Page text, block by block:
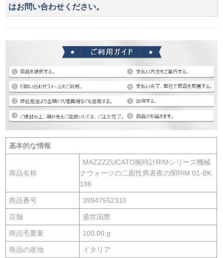
はお問い合わせください。
基本的な情報
商品名称
MAZZZZUCATO腕時計RIMシリーズ機械
クウォーツの二面性男表夜の闇RIM 01-BK
186
商品番号 39947552310
店舗 盛世国際
商品毛重量 100.00 g
商品の産地 イタリア